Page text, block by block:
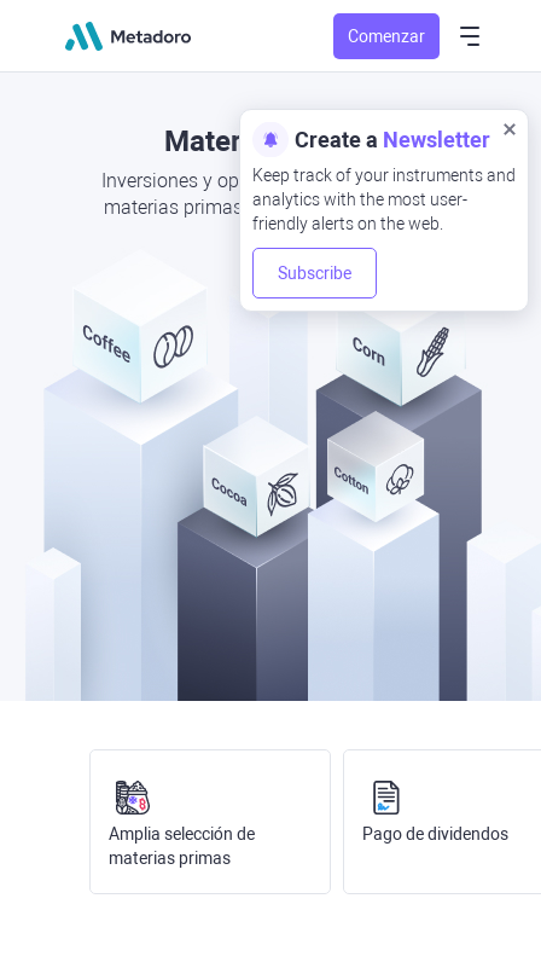
Comenzar
Materias primas
Inversiones y operaciones con CFD para
materias primas agrícolas estacionales
Create a Newsletter
Keep track of your instruments and
analytics with the most user-
friendly alerts on the web.
Subscribe
Amplia selección de
materias primas
Pago de dividendos